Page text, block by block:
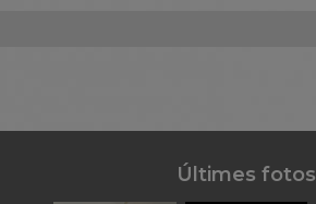
Últimes fotos